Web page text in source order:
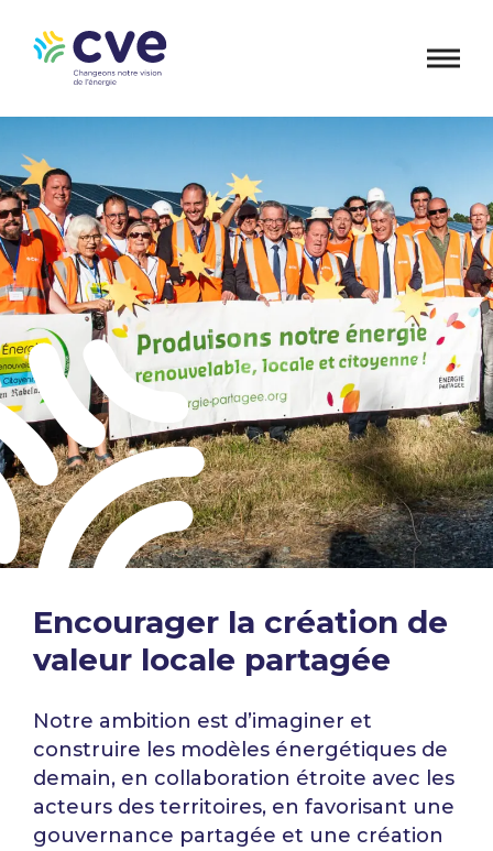
Encourager la création de
valeur locale partagée
Notre ambition est d’imaginer et
construire les modèles énergétiques de
demain, en collaboration étroite avec les
acteurs des territoires, en favorisant une
gouvernance partagée et une création